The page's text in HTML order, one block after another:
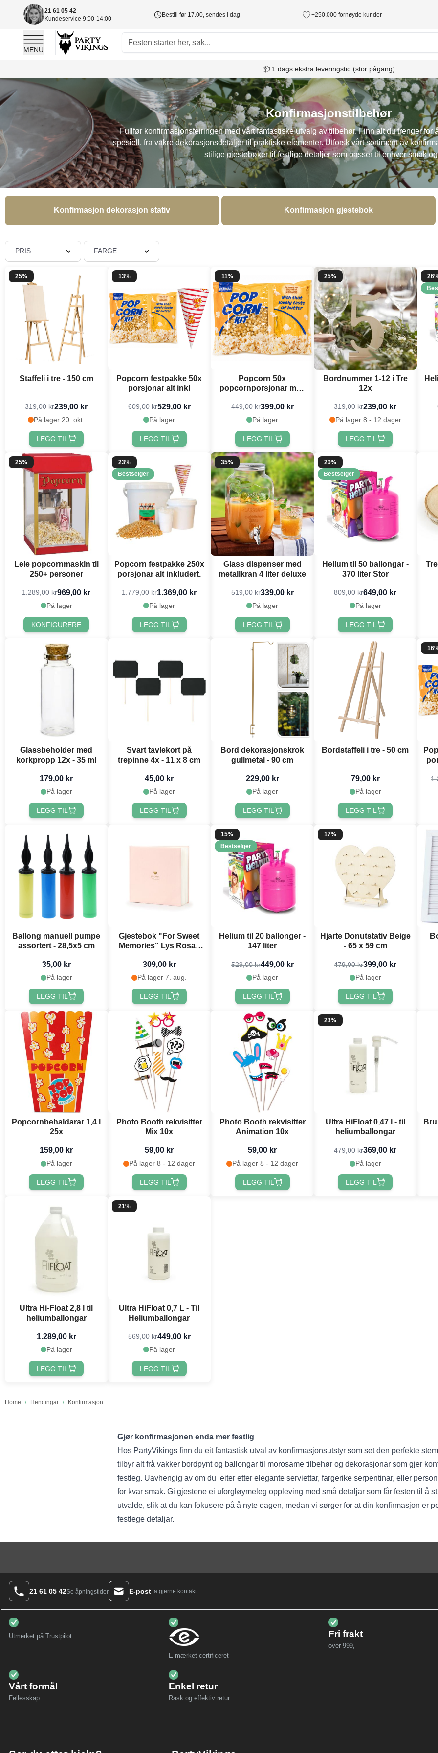
21 61 05 42
Kundeservice 9:00-14:00
Bestill før 17.00, sendes i dag +250.000 fornøyde kunder
MENU
📦 1 dags ekstra leveringstid (stor pågang)
Konfirmasjonstilbehør
Fullfør konfirmasjonsfeiringen med vårt fantastiske utvalg av tilbehør. Finn alt du trenger for
spesiell, fra vakre dekorasjonsdetaljer til praktiske elementer. Utforsk vårt sortiment av
stilige gjestebøker til festlige detaljer som passer til enhver smak
Konfirmasjon dekorasjon stativ Konfirmasjon gjestebok
Home / Hendingar / Konfirmasjon
PRIS FARGE
25%
Staffeli i tre - 150 cm
319,00 kr239,00 kr
På lager 20. okt.
LEGG TIL
13%
Popcorn festpakke 50x
porsjonar alt inkl
609,00 kr529,00 kr
På lager
LEGG TIL
11%
Popcorn 50x
popcornporsjonar med
(6pk)
449,00 kr399,00 kr
På lager
LEGG TIL
25%
Bordnummer 1-12 i Tre
12x
319,00 kr239,00 kr
På lager 8 - 12 dager
LEGG TIL
25%
Leie popcornmaskin til
250+ personer
1.289,00 kr969,00 kr
På lager
KONFIGURERE
23%
Bestselger
Popcorn festpakke 250x
porsjonar alt inkludert.
1.779,00 kr1.369,00 kr
På lager
LEGG TIL
35%
Glass dispenser med
metallkran 4 liter deluxe
519,00 kr339,00 kr
På lager
LEGG TIL
20%
Bestselger
Helium til 50 ballongar -
370 liter Stor
809,00 kr649,00 kr
På lager
LEGG TIL
Glassbeholder med
korkpropp 12x - 35 ml
179,00 kr
På lager
LEGG TIL
Svart tavlekort på
trepinne 4x - 11 x 8 cm
45,00 kr
På lager
LEGG TIL
Bord dekorasjonskrok
gullmetal - 90 cm
229,00 kr
På lager
LEGG TIL
Bordstaffeli i tre - 50 cm
79,00 kr
På lager
LEGG TIL
Ballong manuell pumpe
assortert - 28,5x5 cm
35,00 kr
På lager
LEGG TIL
Gjestebok "For Sweet
Memories" Lys Rosa -
309,00 kr
På lager 7. aug.
LEGG TIL
15%
Bestselger
Helium til 20 ballonger -
147 liter
529,00 kr449,00 kr
På lager
LEGG TIL
17%
Hjarte Donutstativ Beige
- 65 x 59 cm
479,00 kr399,00 kr
På lager
LEGG TIL
Popcornbehaldarar 1,4 l
25x
159,00 kr
På lager
LEGG TIL
Photo Booth rekvisitter
Mix 10x
59,00 kr
På lager 8 - 12 dager
LEGG TIL
Photo Booth rekvisitter
Animation 10x
59,00 kr
På lager 8 - 12 dager
LEGG TIL
23%
Ultra HiFloat 0,47 l - til
heliumballongar
479,00 kr369,00 kr
På lager
LEGG TIL
Ultra Hi-Float 2,8 l til
heliumballongar
1.289,00 kr
På lager
LEGG TIL
21%
Ultra HiFloat 0,7 L - Til
Heliumballongar
569,00 kr449,00 kr
På lager
LEGG TIL
Gjør konfirmasjonen enda mer festlig
Hos PartyVikings finn du eit fantastisk utval av konfirmasjonsutstyr som set den perfekte
tilbyr alt frå vakker bordpynt og ballongar til morosame tilbehør og dekorasjonar som gjer
festleg. Uavhengig av om du leiter etter elegante serviettar, fargerike serpentinar, eller
for kvar smak. Gi gjestene ei uforgløymeleg oppleving med små detaljar som får festen til å
utvalde, slik at du kan fokusere på å nyte dagen, medan vi sørger for at din konfirmasjon er
festlege detaljar.
21 61 05 42Se åpningstider E-postTa gjerne kontakt
Utmerket på Trustpilot
E-mærket certificeret
Fri frakt
over 999,-
Vårt formål
Fellesskap
Enkel retur
Rask og effektiv retur